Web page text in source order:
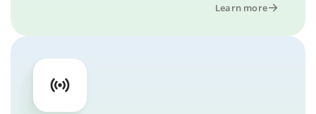
Learn more